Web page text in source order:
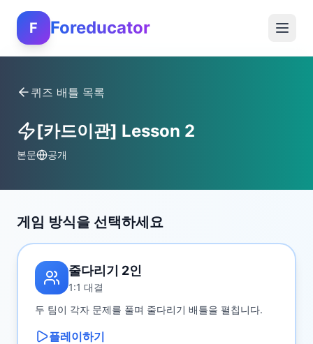
F Foreducator
퀴즈 배틀 목록
[카드이관] Lesson 2
본문 공개
게임 방식을 선택하세요
줄다리기 2인
1:1 대결
두 팀이 각자 문제를 풀며 줄다리기 배틀을 펼칩니다.
플레이하기